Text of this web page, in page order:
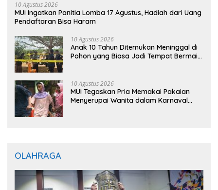
10 Agustus 2026
MUI Ingatkan Panitia Lomba 17 Agustus, Hadiah dari Uang
Pendaftaran Bisa Haram
10 Agustus 2026
Anak 10 Tahun Ditemukan Meninggal di
Pohon yang Biasa Jadi Tempat Bermain
10 Agustus 2026
MUI Tegaskan Pria Memakai Pakaian
Menyerupai Wanita dalam Karnaval
OLAHRAGA